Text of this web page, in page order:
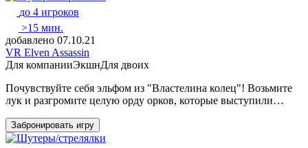
до 4 игроков
>15 мин.
добавлено 07.10.21
VR Elven Assassin
Для компанииЭкшнДля двоих
Почувствуйте себя эльфом из "Властелина колец"! Возьмите
лук и разгромите целую орду орков, которые выступили…
Забронировать игру